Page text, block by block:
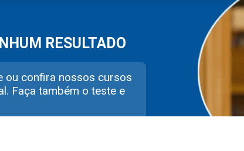
RESULTADO
ou confira nossos cursos
Faça também o teste e